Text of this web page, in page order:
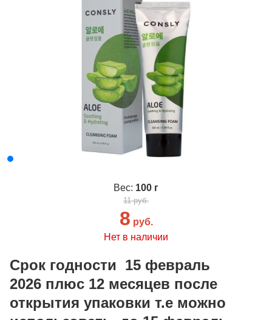
Вес: 100 г
11 руб.
8 руб.
Нет в наличии
Срок годности 15 февраль
2026 плюс 12 месяцев после
открытия упаковки т.е можно